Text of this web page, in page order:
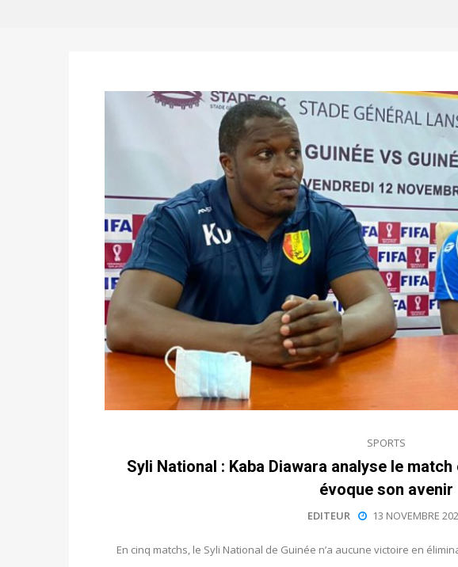
Politique-Double scrutin du 31 mai : retrait des cartes
du 16 au 31 mai 2026
Délégués de bureaux de vote : vos informations à
avant le 16 mai 2026 à 16h
Politique- Proclamation des résultats globaux provisoires et des
statistiques des législatives et communales : ce 4 juin à 18h
Politique Suite de la publication des résultats partiels des
ce 03 juin à 14h
SPORTS
Syli National : Kaba Diawara analyse le
évoque son avenir
EDITEUR 13 NOVEMBRE
En cinq matchs, le Syli National de Guinée n’a aucune victoire en